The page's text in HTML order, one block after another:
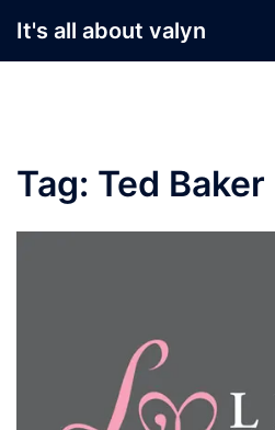
It's all about valyn
Tag: Ted Baker